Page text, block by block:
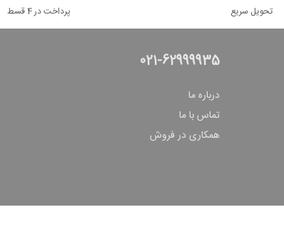
تحویل سریع پرداخت در 4 قسط
021-62999935
درباره ما
تماس با ما
همکاری در فروش